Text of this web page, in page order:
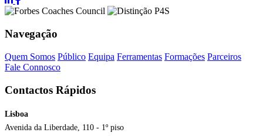
Navegação
Quem Somos Público Equipa Ferramentas Formações Parceiros
Fale Connosco
Contactos Rápidos
Lisboa
Avenida da Liberdade, 110 - 1º piso